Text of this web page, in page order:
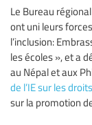
Le Bureau régional
ont uni leurs
l’inclusion:
les écoles », et a
au Népal et aux
de l’IE sur les
sur la promotion